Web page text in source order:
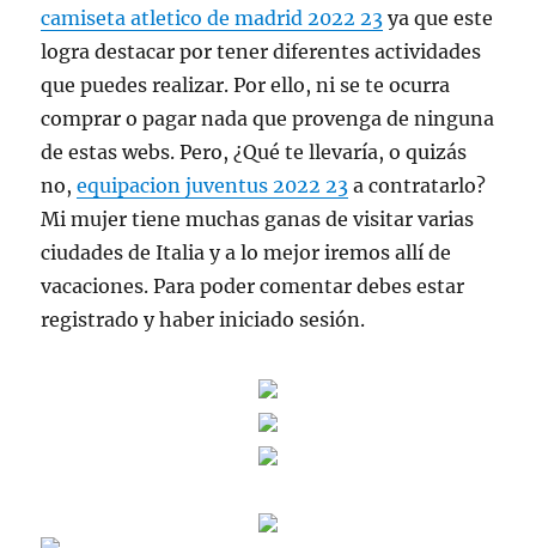
camiseta atletico de madrid 2022 23 ya que este
logra destacar por tener diferentes actividades
que puedes realizar. Por ello, ni se te ocurra
comprar o pagar nada que provenga de ninguna
de estas webs. Pero, ¿Qué te llevaría, o quizás
no,equipacion juventus 2022 23 a contratarlo?
Mi mujer tiene muchas ganas de visitar varias
ciudades de Italia y a lo mejor iremos allí de
vacaciones. Para poder comentar debes estar
registrado y haber iniciado sesión.